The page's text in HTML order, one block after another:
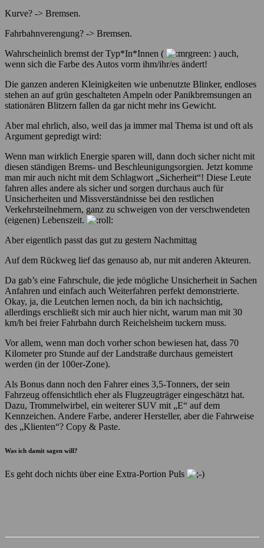
Kurve? -> Bremsen.
Fahrbahnverengung? -> Bremsen.
Wahrscheinlich bremst der Typ*In*Innen (
) auch,
wenn sich die Farbe des Autos vorm ihm/ihr/es ändert!
Die ganzen anderen Kleinigkeiten wie unbenutzte Blinker, endloses
stehen an auf grün geschalteten Ampeln oder Panikbremsungen an
stationären Blitzern fallen da gar nicht mehr ins Gewicht.
Aber mal ehrlich, also, weil das ja immer mal Thema ist und oft als
Argument gepredigt wird:
Wenn man wirklich Energie sparen will, dann doch sicher nicht mit
diesen ständigen Brems- und Beschleunigungsorgien. Jetzt komme
man mir auch nicht mit dem Schlagwort „Sicherheit“! Diese Leute
fahren alles andere als sicher und sorgen durchaus auch für
Unsicherheiten und Missverständnisse bei den restlichen
Verkehrsteilnehmern, ganz zu schweigen von der verschwendeten
(eigenen) Lebenszeit.
Aber eigentlich passt das gut zu gestern Nachmittag
Auf dem Rückweg lief das genauso ab, nur mit anderen Akteuren.
Da gab’s eine Fahrschule, die jede mögliche Unsicherheit in Sachen
Anfahren und einfach auch Weiterfahren perfekt demonstrierte.
Okay, ja, die Leutchen lernen noch, da bin ich nachsichtig,
allerdings erschließt sich mir auch hier nicht, warum man mit 30
km/h bei freier Fahrbahn durch Reichelsheim tuckern muss.
Vor allem, wenn man doch vorher schon bewiesen hat, dass 70
Kilometer pro Stunde auf der Landstraße durchaus gemeistert
werden (in der 100er-Zone).
Als Bonus dann noch den Fahrer eines 3,5-Tonners, der sein
Fahrzeug offensichtlich eher als Flugzeugträger eingeschätzt hat.
Dazu, Trommelwirbel, ein weiterer SUV mit „E“ auf dem
Kennzeichen. Andere Farbe, anderer Hersteller, aber die Fahrweise
des „Klienten“? Copy & Paste.
Was ich damit sagen will?
Es geht doch nichts über eine Extra-Portion Puls